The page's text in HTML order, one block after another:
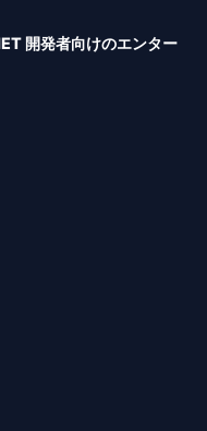
開発者向けのエンター